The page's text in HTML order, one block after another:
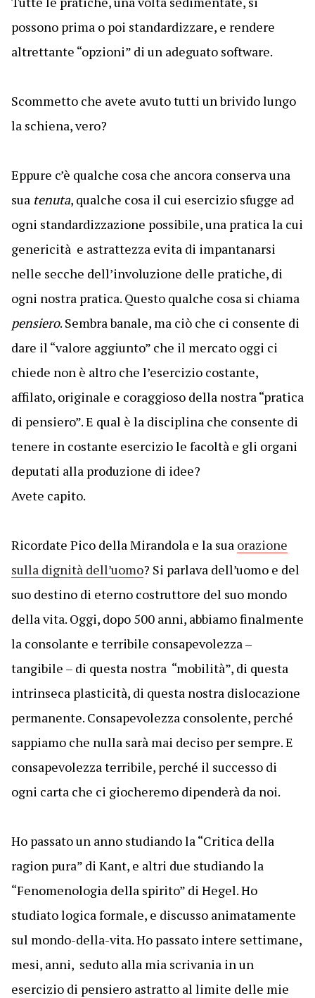
possono prima o poi standardizzare, e rendere
altrettante “opzioni” di un adeguato software.
Scommetto che avete avuto tutti un brivido lungo
la schiena, vero?
Eppure c’è qualche cosa che ancora conserva una
sua tenuta, qualche cosa il cui esercizio sfugge ad
ogni standardizzazione possibile, una pratica la cui
genericità e astrattezza evita di impantanarsi
nelle secche dell’involuzione delle pratiche, di
ogni nostra pratica. Questo qualche cosa si chiama
pensiero. Sembra banale, ma ciò che ci consente di
dare il “valore aggiunto” che il mercato oggi ci
chiede non è altro che l’esercizio costante,
affilato, originale e coraggioso della nostra “pratica
di pensiero”. E qual è la disciplina che consente di
tenere in costante esercizio le facoltà e gli organi
deputati alla produzione di idee?
Avete capito.
Ricordate Pico della Mirandola e la sua orazione
sulla dignità dell’uomo? Si parlava dell’uomo e del
suo destino di eterno costruttore del suo mondo
della vita. Oggi, dopo 500 anni, abbiamo finalmente
la consolante e terribile consapevolezza –
tangibile – di questa nostra “mobilità”, di questa
intrinseca plasticità, di questa nostra dislocazione
permanente. Consapevolezza consolente, perché
sappiamo che nulla sarà mai deciso per sempre. E
consapevolezza terribile, perché il successo di
ogni carta che ci giocheremo dipenderà da noi.
Ho passato un anno studiando la “Critica della
ragion pura” di Kant, e altri due studiando la
“Fenomenologia della spirito” di Hegel. Ho
studiato logica formale, e discusso animatamente
sul mondo-della-vita. Ho passato intere settimane,
mesi, anni, seduto alla mia scrivania in un
esercizio di pensiero astratto al limite delle mie